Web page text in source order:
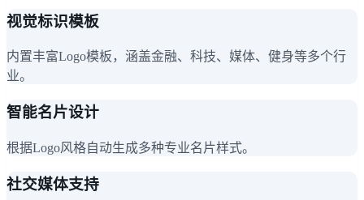
视觉标识模板
内置丰富Logo模板，涵盖金融、科技、媒体、健身等多个行
业。
智能名片设计
根据Logo风格自动生成多种专业名片样式。
社交媒体支持